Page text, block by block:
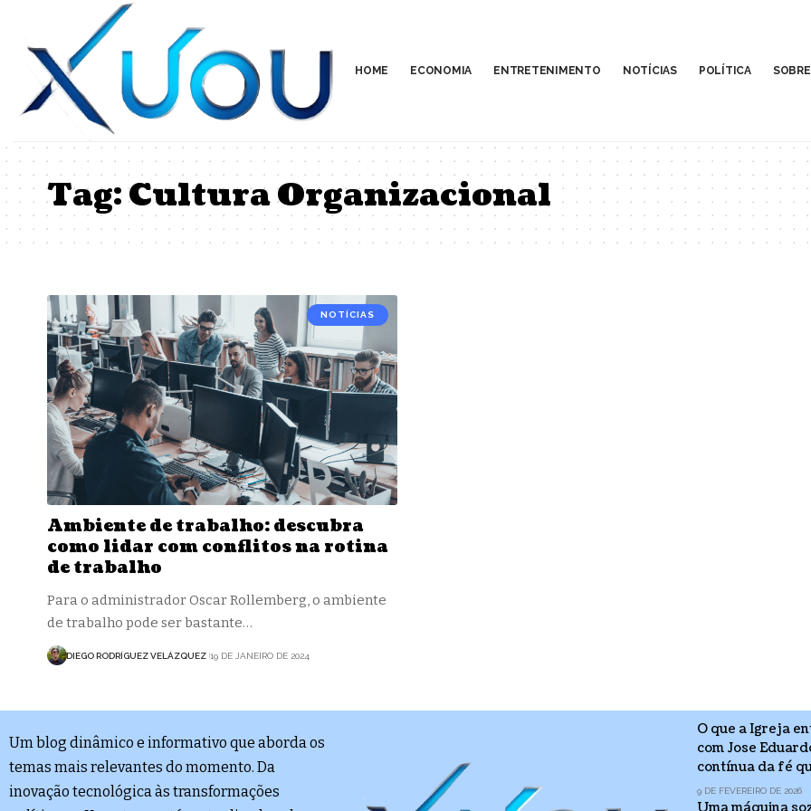
HOME ECONOMIA ENTRETENIMENTO NOTÍCIAS POLÍTICA
Tag:Cultura Organizacional
NOTÍCIAS
Ambiente de trabalho: descubra
como lidar com conflitos na rotina
de trabalho
Para o administrador Oscar Rollemberg, o ambiente
de trabalho pode ser bastante…
DIEGO RODRÍGUEZ VELÁZQUEZ 19 DE JANEIRO DE 2024
Um blog dinâmico e informativo que aborda os
temas mais relevantes do momento. Da
inovação tecnológica às transformações
O que a Igreja
com Jose
contínua da fé
9 DE FEVEREIRO DE 2026